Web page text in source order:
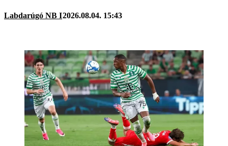
Labdarúgó NB I2026.08.04. 15:43